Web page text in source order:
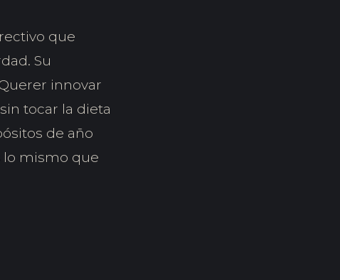
que
Su
innovar
tocar la dieta
de año
lo mismo que